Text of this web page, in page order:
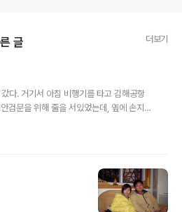
글 더보기
다. 거기서 아침 비행기를 타고 김해공항
검문을 위해 줄을 서있었는데, 옆에 손지
실었다. 현지시간으로 대략 1시쯤에 도착
버스를 타고 이국의 도로를 지나가면서 본
다. 버스의 경적 소리도 꽥 하는 소리였는
면서 웃었다. 중국의 교통제도가 덜 발달해